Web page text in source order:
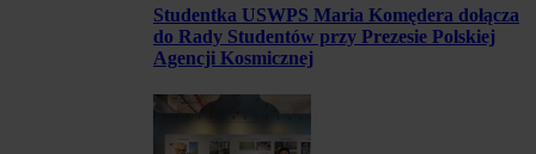
Studentka USWPS Maria Komędera dołącza
do Rady Studentów przy Prezesie Polskiej
Agencji Kosmicznej